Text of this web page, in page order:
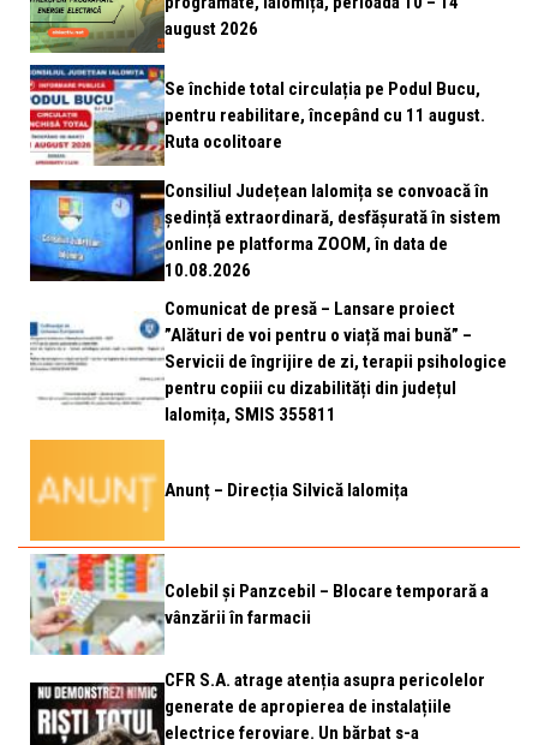
august 2026
Se închide total circulația pe Podul Bucu,
pentru reabilitare, începând cu 11 august.
Ruta ocolitoare
Consiliul Județean Ialomița se convoacă în
ședință extraordinară, desfășurată în sistem
online pe platforma ZOOM, în data de
10.08.2026
Comunicat de presă – Lansare proiect
”Alături de voi pentru o viață mai bună” –
Servicii de îngrijire de zi, terapii psihologice
pentru copiii cu dizabilități din județul
Ialomița, SMIS 355811
Anunț – Direcția Silvică Ialomița
Colebil și Panzcebil – Blocare temporară a
vânzării în farmacii
CFR S.A. atrage atenția asupra pericolelor
generate de apropierea de instalațiile
electrice feroviare. Un bărbat s-a